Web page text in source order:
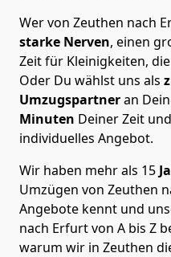
Wer von Zeuthen nach
starke Nerven, einen
Zeit für Kleinigkeiten,
Oder Du wählst uns als
Umzugspartneran
Minuten Deiner Zeit
individuelles Angebot.
Wir haben mehr als 15
Umzügen von Zeuthen
Angebote kennt und
nach Erfurt von A bis Z
warum wir in Zeuthen